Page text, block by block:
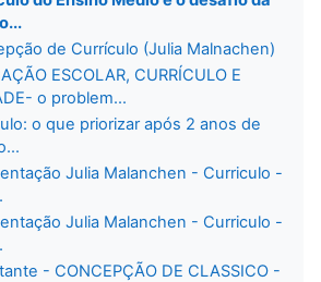
de Currículo (Julia Malnachen)
ESCOLAR, CURRÍCULO E
o problem...
o que priorizar após 2 anos de
Julia Malanchen - Curriculo -
Julia Malanchen - Curriculo -
- CONCEPÇÃO DE CLASSICO -